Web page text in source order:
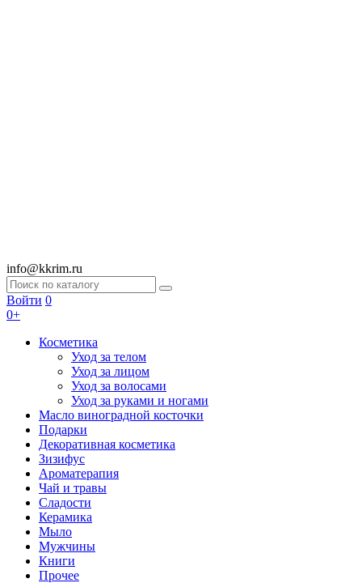
info@kkrim.ru
Войти 0
0+
Косметика
Уход за телом
Уход за лицом
Уход за волосами
Уход за руками и ногами
Масло виноградной косточки
Подарки
Декоративная косметика
Зизифус
Ароматерапия
Чай и травы
Сладости
Керамика
Мыло
Мужчины
Книги
Прочее